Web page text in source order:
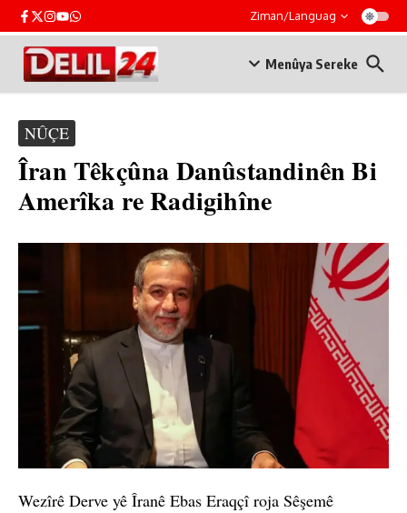
Skip to content Ziman/Languag
Menûya Sereke
NÛÇE
Îran Têkçûna Danûstandinên Bi
Amerîka re Radigihîne
Wezîrê Derve yê Îranê Ebas Eraqçî roja Sêşemê